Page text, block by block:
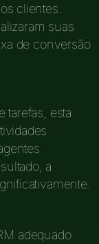
clientes.
suas
de conversão
tarefas, esta
a
adequado